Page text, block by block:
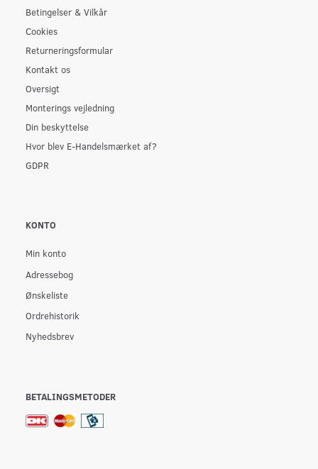
Betingelser & Vilkår
Cookies
Returneringsformular
Kontakt os
Oversigt
Monterings vejledning
Din beskyttelse
Hvor blev E-Handelsmærket af?
GDPR
KONTO
Min konto
Adressebog
Ønskeliste
Ordrehistorik
Nyhedsbrev
BETALINGSMETODER